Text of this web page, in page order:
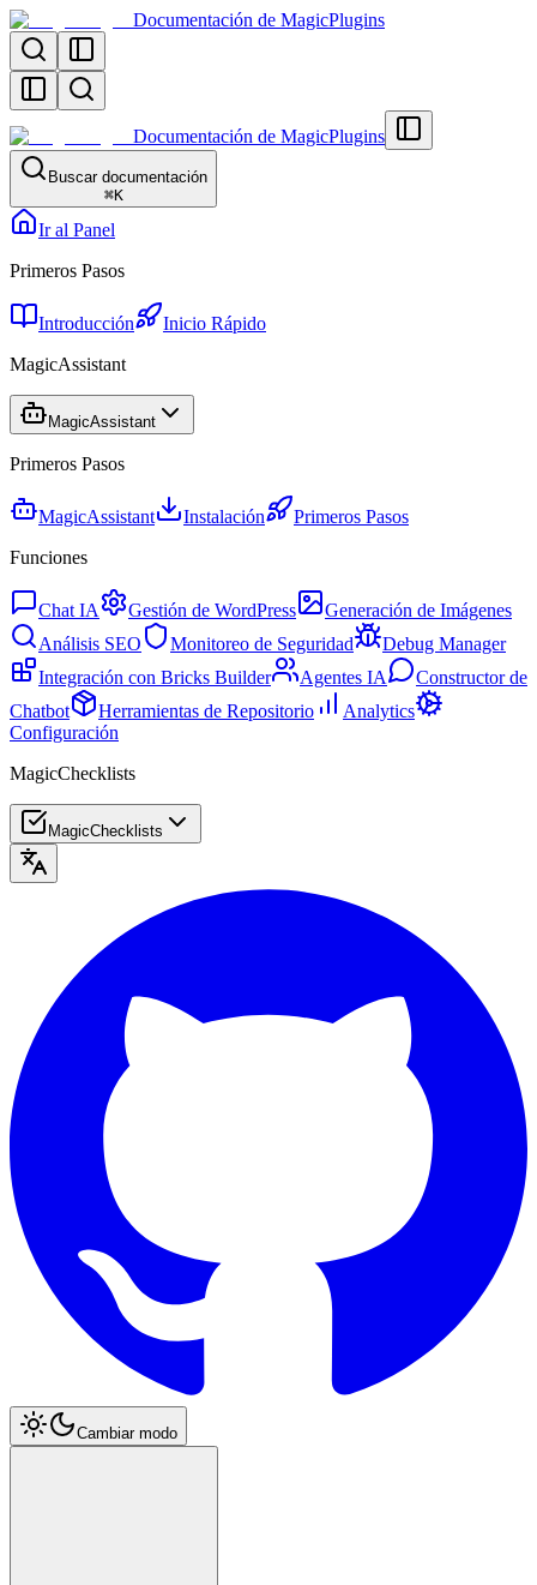
Documentación de MagicPlugins
Documentación de MagicPlugins
Buscar documentación
⌘K
Ir al Panel
Primeros Pasos
Introducción
Inicio Rápido
MagicAssistant
MagicAssistant
Primeros Pasos
MagicAssistant Instalación
Primeros Pasos
Funciones
Chat IA Gestión de WordPress
Generación de Imágenes
Análisis SEO
Monitoreo de Seguridad
Debug Manager
Integración con Bricks Builder
Agentes IA
Constructor de
Chatbot
Herramientas de Repositorio
Analytics
Configuración
MagicChecklists
MagicChecklists
Cambiar modo